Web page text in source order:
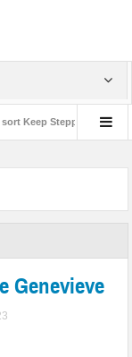
Keep Stepping, son
Genevieve